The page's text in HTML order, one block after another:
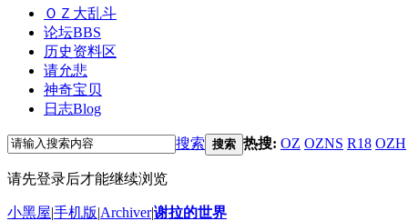
ＯＺ大乱斗
论坛BBS
历史资料区
请允悲
神奇宝贝
日志Blog
搜索 搜索 热搜: OZ OZNS R18 OZH
请先登录后才能继续浏览
小黑屋|手机版|Archiver|谢拉的世界